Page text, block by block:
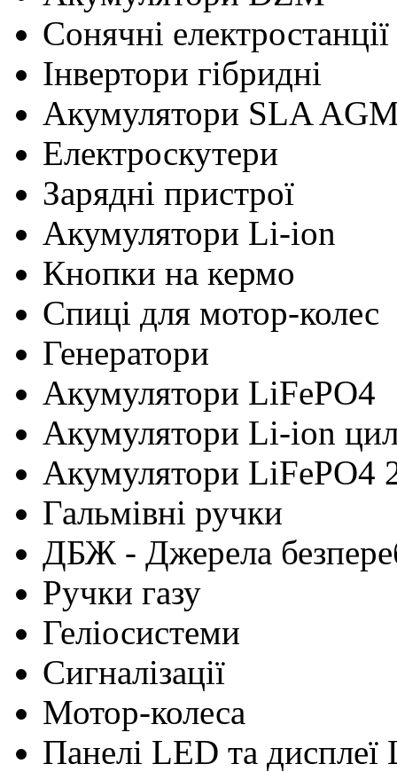
Сонячні електростанції
Інвертори гібридні
Акумулятори SLA
Електроскутери
Зарядні пристрої
Акумулятори Li-ion
Кнопки на кермо
Cпиці для мотор-колес
Генератори
Акумулятори LiFePO4
Акумулятори Li-ion
Акумулятори LiFePO4
Гальмівні ручки
ДБЖ - Джерела
Ручки газу
Геліосистеми
Сигналізації
Мотор-колеса
Панелі LED та дисплеї